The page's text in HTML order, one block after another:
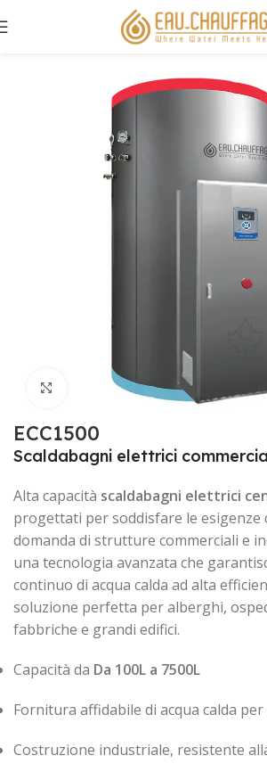
Commerciale
Clicca per ingrandire
ECC1500
Scaldabagni elettrici
Alta capacità scaldabagni elettrici
progettati per soddisfare le esigenze
domanda di strutture commerciali e
una tecnologia avanzata che
continuo di acqua calda ad alta
soluzione perfetta per alberghi,
fabbriche e grandi edifici.
Capacità da Da 100L a 7500L
Fornitura affidabile di acqua calda
Costruzione industriale, resistente